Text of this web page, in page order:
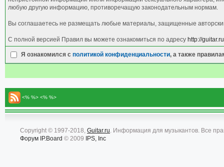
любую другую информацию, противоречащую законодательным нормам.
Вы соглашаетесь не размещать любые материалы, защищенные
С полной версией Правил вы можете ознакомиться по адресу http://
Я ознакомился с политикой конфиденциальности, а также
<% %> <% %>
Copyright © 1997-2018, Guitar.ru. Информация для музыкантов. Все
Форум IP.Board © 2009 IPS, Inc